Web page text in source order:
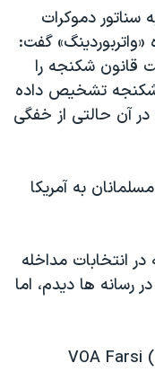
سناتور دموکرات
«واتربوردینگ» گفت:
قانون شکنجه را
شکنجه تشخیص داده
آن حالتی از خفگی
به آمریکا
در انتخابات مداخله
رسانه ها دیدم، اما